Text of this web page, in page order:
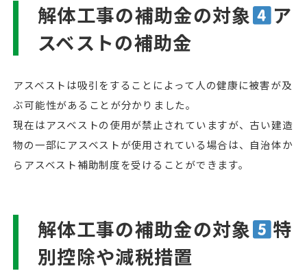
解体工事の補助金の対象
ア
スベストの補助金
アスベストは吸引をすることによって人の健康に被害が及
ぶ可能性があることが分かりました。
現在はアスベストの使用が禁止されていますが、古い建造
物の一部にアスベストが使用されている場合は、自治体か
らアスベスト補助制度を受けることができます。
解体工事の補助金の対象
特
別控除や減税措置